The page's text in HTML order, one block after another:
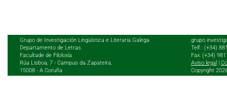
Grupo de Investigación Lingüística e Literaria Galega
Departamento de Letras.
Facultade de Filoloxía
Rúa Lisboa, 7 - Campus da Zapateira,
15008 - A Coruña
Telf.: (+34)
Fax: (+34)
Aviso legal
Copyright